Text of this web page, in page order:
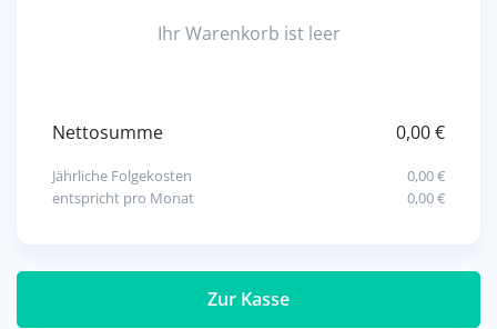
Ihr Warenkorb ist leer
Nettosumme 0,00 €
Jährliche Folgekosten
0,00 €
entspricht pro Monat
0,00 €
Zur Kasse